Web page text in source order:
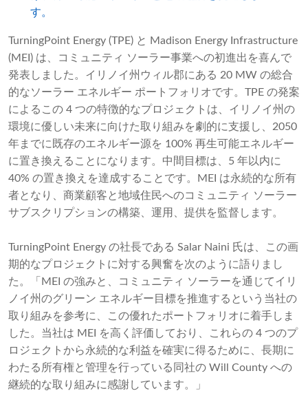
す。
TurningPoint Energy (TPE) と Madison Energy Infrastructure
(MEI) は、コミュニティ ソーラー事業への初進出を喜んで
発表しました。イリノイ州ウィル郡にある 20 MW の総合
的なソーラー エネルギー ポートフォリオです。TPE の発案
によるこの 4 つの特徴的なプロジェクトは、イリノイ州の
環境に優しい未来に向けた取り組みを劇的に支援し、2050
年までに既存のエネルギー源を 100% 再生可能エネルギー
に置き換えることになります。中間目標は、5 年以内に
40% の置き換えを達成することです。MEI は永続的な所有
者となり、商業顧客と地域住民へのコミュニティ ソーラー
サブスクリプションの構築、運用、提供を監督します。
TurningPoint Energy の社長である Salar Naini 氏は、この画
期的なプロジェクトに対する興奮を次のように語りまし
た。「MEI の強みと、コミュニティ ソーラーを通じてイリ
ノイ州のグリーン エネルギー目標を推進するという当社の
取り組みを参考に、この優れたポートフォリオに着手しま
した。当社は MEI を高く評価しており、これらの 4 つのプ
ロジェクトから永続的な利益を確実に得るために、長期に
わたる所有権と管理を行っている同社の Will County への
継続的な取り組みに感謝しています。」